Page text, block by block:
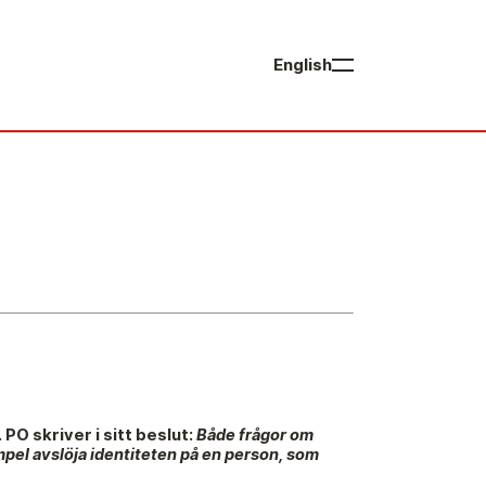
journalistiska yrkesetiken
English
PO skriver i sitt beslut:Både frågor om
avslöja identiteten på en person, som